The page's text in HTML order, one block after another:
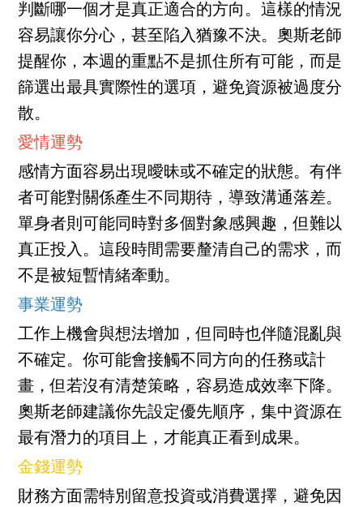
判斷哪一個才是真正適合的方向。這樣的情況
容易讓你分心，甚至陷入猶豫不決。奧斯老師
提醒你，本週的重點不是抓住所有可能，而是
篩選出最具實際性的選項，避免資源被過度分
散。
愛情運勢
感情方面容易出現曖昧或不確定的狀態。有伴
者可能對關係產生不同期待，導致溝通落差。
單身者則可能同時對多個對象感興趣，但難以
真正投入。這段時間需要釐清自己的需求，而
不是被短暫情緒牽動。
事業運勢
工作上機會與想法增加，但同時也伴隨混亂與
不確定。你可能會接觸不同方向的任務或計
畫，但若沒有清楚策略，容易造成效率下降。
奧斯老師建議你先設定優先順序，集中資源在
最有潛力的項目上，才能真正看到成果。
金錢運勢
財務方面需特別留意投資或消費選擇，避免因